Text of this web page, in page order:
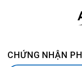
CHỨNG NHẬN